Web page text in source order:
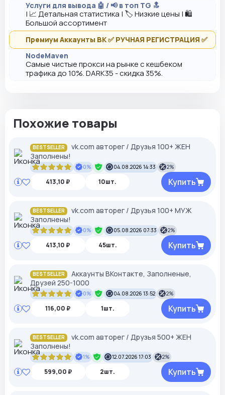
Услуги для вывода 🤖 / 📢 в топ TG 🔝
| 📈 Детальная статистика | 🏷️ Низкие цены | 🛍️
Большой ассортимент
Премиум Аккаунты ВК ✅ РУЧНАЯ РЕГИСТРАЦИЯ ✅
NodeMaven
Самые чистые прокси на рынке с кешбеком
трафика до 10%. DARK35 - скидка 35%.
Похожие товары
BESTSELLER
vk.com авторег / Друзья 100+ ЖЕН
Заполнены!
0% 04.08.2026 14:33 2%
413,10 ₽ 10шт. Купить
BESTSELLER
vk.com авторег / Друзья 100+ МУЖ
Заполнены!
0% 05.08.2026 07:33 2%
413,10 ₽ 45шт. Купить
BESTSELLER
Аккаунты ВКонтакте, Заполненые,
Друзей 250-1000
0% 04.08.2026 13:52 2%
116,00 ₽ 1шт. Купить
BESTSELLER
vk.com авторег / Друзья 500+ ЖЕН
Заполнены!
1% 12.07.2026 17:03 2%
599,00 ₽ 2шт. Купить